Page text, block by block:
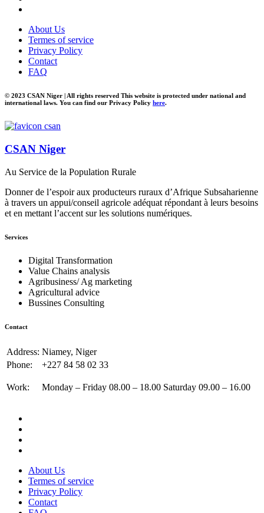
About Us
Termes of service
Privacy Policy
Contact
FAQ
© 2023 CSAN Niger | All rights reserved This website is protected under national and
international laws. You can find our Privacy Policy here.
CSAN Niger
Au Service de la Population Rurale
Donner de l’espoir aux producteurs ruraux d’Afrique Subsaharienne
à travers un appui/conseil agricole adéquat répondant à leurs besoins
et en mettant l’accent sur les solutions numériques.
Services
Digital Transformation
Value Chains analysis
Agribusiness/ Ag marketing
Agricultural advice
Bussines Consulting
Contact
Address: Niamey, Niger
Phone:
+227 84 58 02 33
Work: Monday – Friday 08.00 – 18.00 Saturday 09.00 – 16.00
About Us
Termes of service
Privacy Policy
Contact